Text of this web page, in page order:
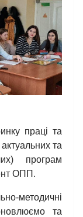
праці та
та
програм
ОПП.
методичні
та